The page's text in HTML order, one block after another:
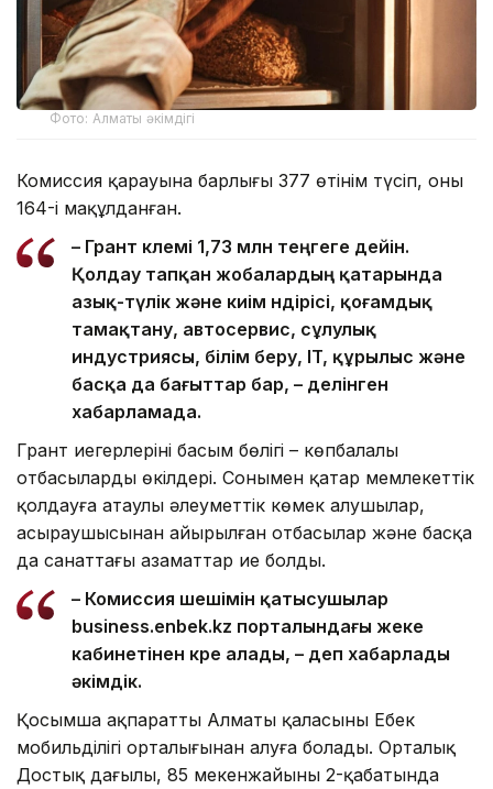
Фото: Алматы әкімдігі
Комиссия қарауына барлығы 377 өтінім түсіп, оның
164-і мақұлданған.
– Грант көлемі 1,73 млн теңгеге дейін.
Қолдау тапқан жобалардың қатарында
азық-түлік және киім өндірісі, қоғамдық
тамақтану, автосервис, сұлулық
индустриясы, білім беру, IT, құрылыс және
басқа да бағыттар бар, – делінген
хабарламада.
Грант иегерлерінің басым бөлігі – көпбалалы
отбасылардың өкілдері. Сонымен қатар мемлекеттік
қолдауға атаулы әлеуметтік көмек алушылар,
асыраушысынан айырылған отбасылар және басқа
да санаттағы азаматтар ие болды.
– Комиссия шешімін қатысушылар
business.enbek.kz порталындағы жеке
кабинетінен көре алады, – деп хабарлады
әкімдік.
Қосымша ақпаратты Алматы қаласының Еңбек
мобильділігі орталығынан алуға болады. Орталық
Достық даңғылы, 85 мекенжайының 2-қабатында